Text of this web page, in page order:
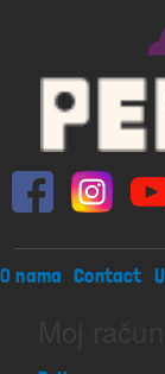
Footer menu
O nama Contact